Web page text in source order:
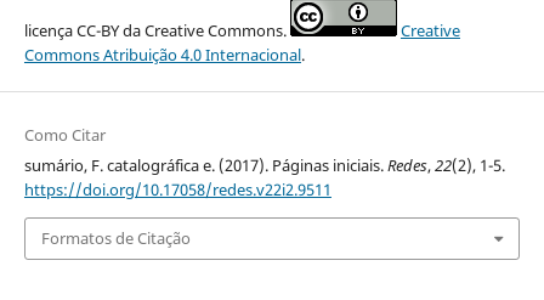
licença CC-BY da Creative Commons.
Creative
Commons Atribuição 4.0 Internacional.
Como Citar
sumário, F. catalográfica e. (2017). Páginas iniciais.Redes,22(2), 1-5.
https://doi.org/10.17058/redes.v22i2.9511
Formatos de Citação